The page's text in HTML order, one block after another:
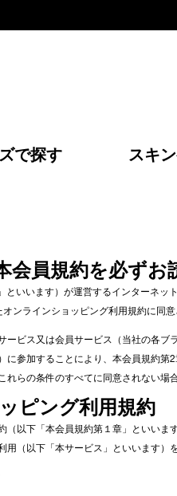
で探す スキ
会員規約を必ずお
いいます）が運営するインターネ
ンラインショッピング利用規約に同意
ービス又は会員サービス（当社の各
に参加することにより、本会員規約
らの条件のすべてに同意されない場
ピング利用規約
（以下「本会員規約第１章」といい
（以下「本サービス」といいます）